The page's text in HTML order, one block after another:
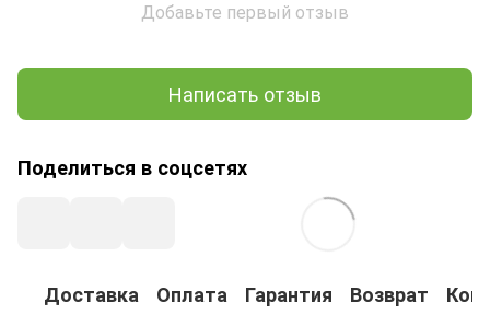
Добавьте первый отзыв
Написать отзыв
Поделиться в соцсетях
Доставка Оплата Гарантия Возврат